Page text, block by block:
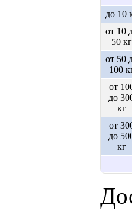
до 10
от 10
50 кг
от 50
100
от
до
кг
от
до
кг